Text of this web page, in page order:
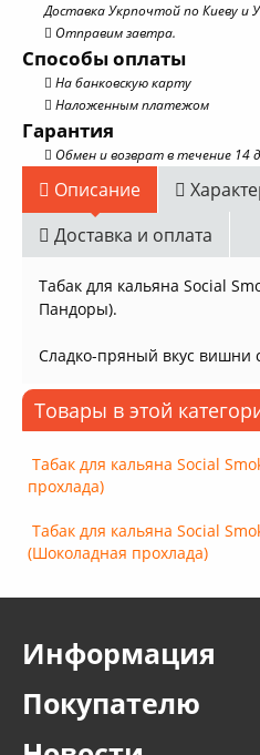
Доставка Укрпочтой по Киеву и
Отправим завтра.
Способы оплаты
На банковскую карту
Наложенным платежом
Гарантия
Обмен и возврат в течение 14
Описание
Доставка и оплата
Табак для кальяна Social
Пандоры).
Сладко-пряный вкус вишни
Товары в этой
Табак для кальяна Social
прохлада)
Табак для кальяна Social
(Шоколадная прохлада)
Информация
Покупателю